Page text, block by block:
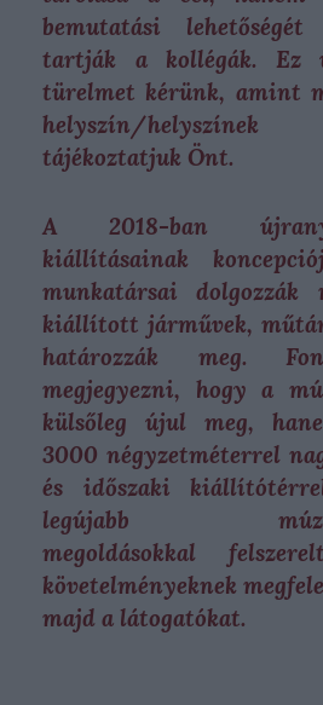
bemutatási
tartják a kollégák. Ez
türelmet kérünk, amint
helyszín/helyszínek
tájékoztatjuk Önt.
A 2018-ban
kiállításainak
munkatársai
kiállított járművek,
határozzák meg.
megjegyezni, hogy a
külsőleg újul meg,
3000 négyzetméterrel
és időszaki
legújabb
megoldásokkal
követelményeknek
majd a látogatókat.